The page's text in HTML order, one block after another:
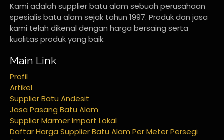
Kami adalah supplier batu alam sebuah perusahaan
spesialis batu alam sejak tahun 1997. Produk dan jasa
kami telah dikenal dengan harga bersaing serta
kualitas produk yang baik.
Main Link
Profil
Artikel
Supplier Batu Andesit
Jasa Pasang Batu Alam
Supplier Marmer Import Lokal
Daftar Harga Supplier Batu Alam Per Meter Persegi